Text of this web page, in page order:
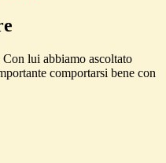
lui abbiamo ascoltato
comportarsi bene con